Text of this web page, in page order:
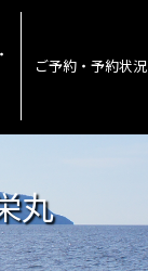
ご予約・予約状況
丸